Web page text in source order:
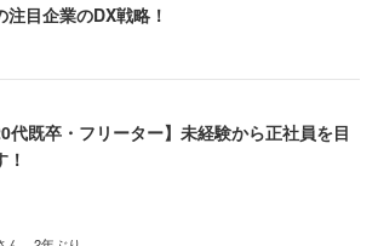
注目企業のDX戦略！
代既卒・フリーター】未経験から正社員を目
！